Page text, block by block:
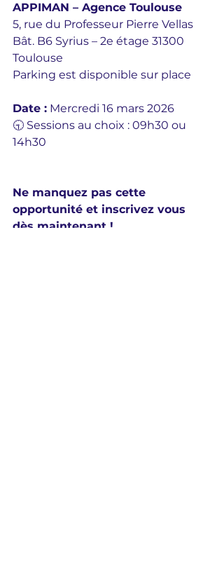
APPIMAN – Agence Toulouse
5, rue du Professeur Pierre Vellas
Bât. B6 Syrius – 2e étage 31300
Toulouse
Parking est disponible sur place
Date : Mercredi 16 mars 2026
🕤 Sessions au choix : 09h30 ou
14h30
Ne manquez pas cette
opportunité et inscrivez vous
dès maintenant !